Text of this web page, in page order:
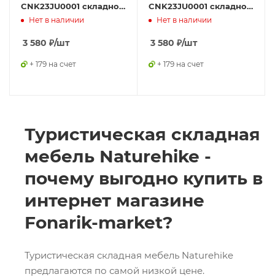
CNK23JU0001 складное
серый, 6976023929786
Нет в наличии
3 580 ₽/шт
+ 179 на счет
CNK23JU0001 складное
зелёный,
Нет в наличии
3 580 ₽/шт
+ 179 на счет
Туристическая складная
мебель Naturehike -
почему выгодно купить в
интернет магазине
Fonarik-market?
Туристическая складная мебель Naturehike
предлагаются по самой низкой цене.